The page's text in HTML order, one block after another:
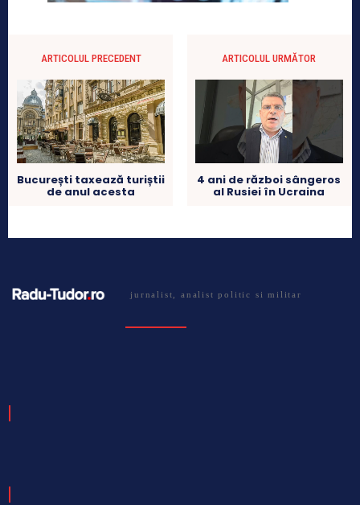
ARTICOLUL PRECEDENT
București taxează turiștii
de anul acesta
ARTICOLUL URMĂTOR
4 ani de război sângeros
al Rusiei în Ucraina
jurnalist, analist politic si militar